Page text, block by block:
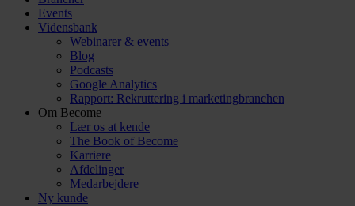
Events
Vidensbank
Webinarer & events
Blog
Podcasts
Google Analytics
Rapport: Rekruttering i marketingbranchen
Om Become
Lær os at kende
The Book of Become
Karriere
Afdelinger
Medarbejdere
Ny kunde